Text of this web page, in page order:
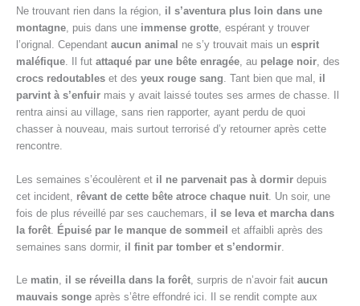
Ne trouvant rien dans la région, il s’aventura plus loin dans une
montagne, puis dans une immense grotte, espérant y trouver
l’orignal. Cependant aucun animal ne s’y trouvait mais un esprit
maléfique. Il fut attaqué par une bête enragée, au pelage noir, des
crocs redoutables et des yeux rouge sang. Tant bien que mal, il
parvint à s’enfuir mais y avait laissé toutes ses armes de chasse. Il
rentra ainsi au village, sans rien rapporter, ayant perdu de quoi
chasser à nouveau, mais surtout terrorisé d’y retourner après cette
rencontre.
Les semaines s’écoulèrent et il ne parvenait pas à dormir depuis
cet incident, rêvant de cette bête atroce chaque nuit . Un soir, une
fois de plus réveillé par ses cauchemars, il se leva et marcha dans
la forêt
Épuisé par le manque de sommeil et affaibli après des
semaines sans dormir, il finit par tomber et s’endormir
Le matin, il se réveilla dans la forêt, surpris de n’avoir fait aucun
mauvais songe après s’être effondré ici. Il se rendit compte aux